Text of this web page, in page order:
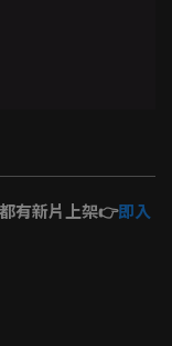
有新片上架👉即入